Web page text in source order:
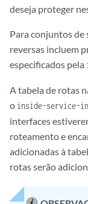
deseja proteger
Para conjuntos de
reversas incluem
especificados pela
A tabela de rotas
o inside-service-
interfaces
roteamento e
adicionadas à
rotas serão